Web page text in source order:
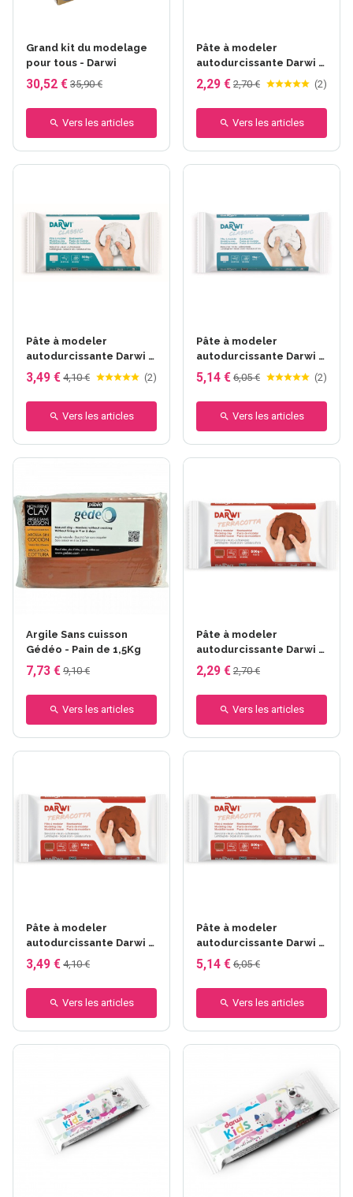
Grand kit du modelage
pour tous - Darwi
30,52 € 35,90 €
Vers les articles
Pâte à modeler
autodurcissante Darwi -
Classic - 250 g
2,29 € 2,70 € (2)
Vers les articles
Pâte à modeler
autodurcissante Darwi -
Classic - 500 g
3,49 € 4,10 € (2)
Vers les articles
Pâte à modeler
autodurcissante Darwi -
Classic - 1000 g
5,14 € 6,05 € (2)
Vers les articles
Argile Sans cuisson
Gédéo - Pain de 1,5Kg
7,73 € 9,10 €
Vers les articles
Pâte à modeler
autodurcissante Darwi -
Terracotta - 250 g
2,29 € 2,70 €
Vers les articles
Pâte à modeler
autodurcissante Darwi -
Terracotta - 500 g
3,49 € 4,10 €
Vers les articles
Pâte à modeler
autodurcissante Darwi -
Terracotta - 1000 g
5,14 € 6,05 €
Vers les articles